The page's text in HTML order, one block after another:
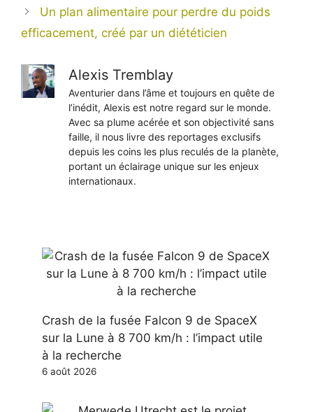
Un plan alimentaire pour perdre du poids
efficacement, créé par un diététicien
Alexis Tremblay
Aventurier dans l’âme et toujours en quête de
l’inédit, Alexis est notre regard sur le monde.
Avec sa plume acérée et son objectivité sans
faille, il nous livre des reportages exclusifs
depuis les coins les plus reculés de la planète,
portant un éclairage unique sur les enjeux
internationaux.
Crash de la fusée Falcon 9 de SpaceX
sur la Lune à 8 700 km/h : l’impact utile
à la recherche
6 août 2026